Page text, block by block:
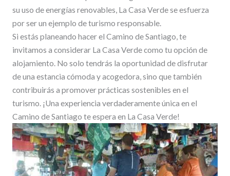
su uso de energías renovables, La Casa Verde se esfuerza
por ser un ejemplo de turismo responsable.
Si estás planeando hacer el Camino de Santiago, te
invitamos a considerar La Casa Verde como tu opción de
alojamiento. No solo tendrás la oportunidad de disfrutar
de una estancia cómoda y acogedora, sino que también
contribuirás a promover prácticas sostenibles en el
turismo. ¡Una experiencia verdaderamente única en el
Camino de Santiago te espera en La Casa Verde!